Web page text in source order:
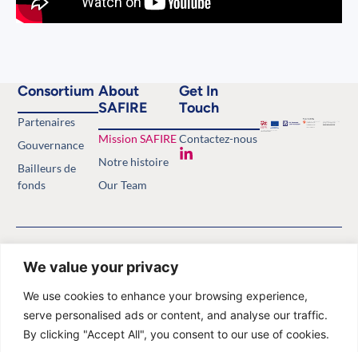
We value your privacy
We use cookies to enhance your browsing experience,
serve personalised ads or content, and analyse our traffic.
By clicking "Accept All", you consent to our use of cookies.
About
SAFIRE
Mission SAFIRE
Notre histoire
Our Team
Consortium
Partenaires
Gouvernance
Bailleurs de
fonds
Get In
Touch
Contactez-nous
Antimalarials in the First Trimester.
All rights reserved.